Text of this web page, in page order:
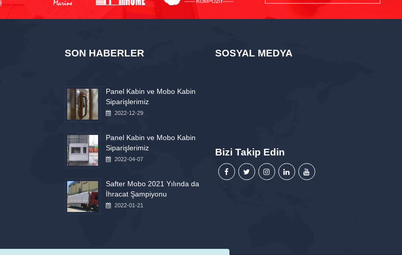
SON HABERLER
Panel Kabin ve Mobo Kabin
Siparişlerimiz
2022-12-29
Panel Kabin ve Mobo Kabin
Siparişlerimiz
2022-04-07
Safter Mobo 2021 Yılında da
İhracat Şampiyonu
2022-01-21
SOSYAL MEDYA
Bizi Takip Edin